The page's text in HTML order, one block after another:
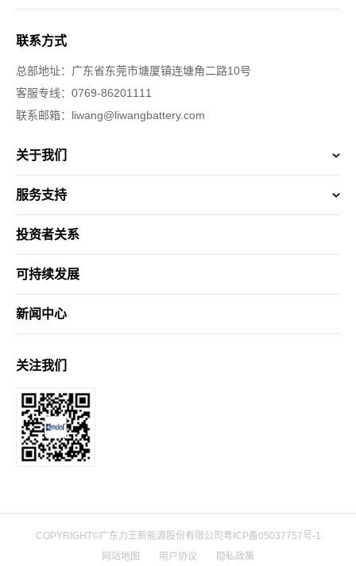
联系方式
总部地址：广东省东莞市塘厦镇连塘角二路10号
客服专线：0769-86201111
联系邮箱：liwang@liwangbattery.com
关于我们
服务支持
投资者关系
可持续发展
新闻中心
关注我们
COPYRIGHT©广东力王新能源股份有限公司 粤ICP备05037757号-1
网站地图
用户协议 隐私政策